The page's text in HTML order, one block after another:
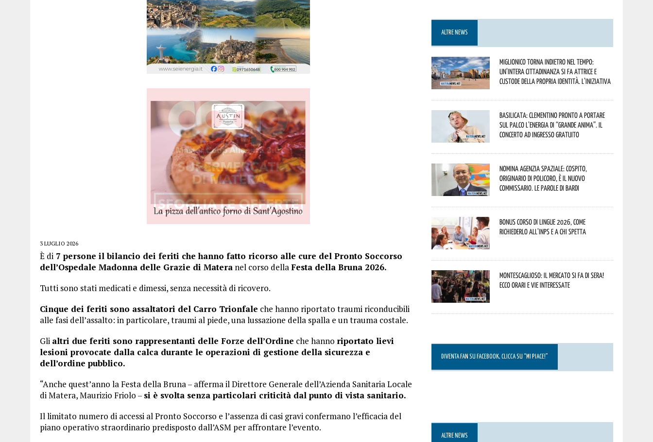
3 LUGLIO 2026
È di 7 persone il bilancio dei feriti che hanno fatto ricorso alle cure del Pronto Soccorso
dell’Ospedale Madonna delle Grazie di Matera nel corso dellaFesta della Bruna 2026.
Tutti sono stati medicati e dimessi, senza necessità di ricovero.
Cinque dei feriti sono assaltatori del Carro Trionfale che hanno riportato traumi riconducibili
alle fasi dell’assalto: in particolare, traumi al piede, una lussazione della spalla e un trauma costale.
Gli altri due feriti sono rappresentanti delle Forze dell’Ordine che hanno riportato lievi
lesioni provocate dalla calca durante le operazioni di gestione della sicurezza e
dell’ordine pubblico.
“Anche quest’anno la Festa della Bruna – afferma il Direttore Generale dell’Azienda Sanitaria Locale
di Matera, Maurizio Friolo – si è svolta senza particolari criticità dal punto di vista sanitario.
Il limitato numero di accessi al Pronto Soccorso e l’assenza di casi gravi confermano l’efficacia del
piano operativo straordinario predisposto dall’ASM per affrontare l’evento.
ALTRE NEWS
Miglionico torna indietro nel tempo:
un’intera cittadinanza si fa attrice e
custode della propria identità. L’iniziativa
Basilicata: Clementino pronto a portare
sul palco l’energia di “Grande Anima”. Il
concerto ad ingresso gratuito
Nomina Agenzia Spaziale: Cospito,
originario di Policoro, è il nuovo
commissario. Le parole di Bardi
Bonus corso di lingue 2026, come
richiederlo all’INPS e a chi spetta
Montescaglioso: il mercato si fa di sera!
Ecco orari e vie interessate
DIVENTA FAN SU FACEBOOK, CLICCA SU “MI PIACE!”
ALTRE NEWS